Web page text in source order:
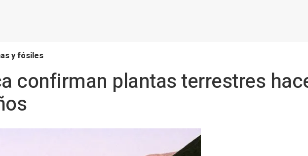
y fósiles
confirman plantas terrestres